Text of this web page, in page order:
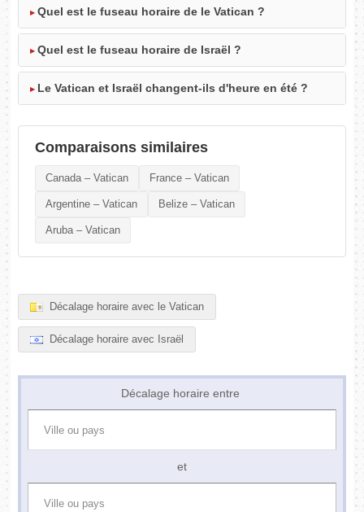
Quel est le fuseau horaire de le Vatican ?
Quel est le fuseau horaire de Israël ?
Le Vatican et Israël changent-ils d'heure en été ?
Comparaisons similaires
Canada – Vatican France – Vatican
Argentine – Vatican Belize – Vatican
Aruba – Vatican
Décalage horaire avec le Vatican
Décalage horaire avec Israël
Décalage horaire entre
et